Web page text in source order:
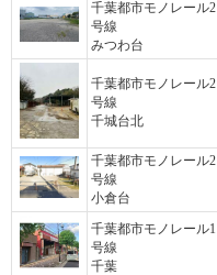
千葉都市モノレール2
号線
みつわ台
千葉都市モノレール2
号線
千城台北
千葉都市モノレール2
号線
小倉台
千葉都市モノレール1
号線
千葉